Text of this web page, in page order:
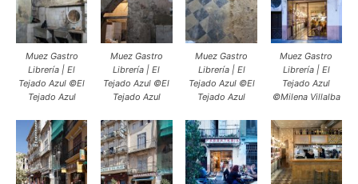
Muez Gastro
Librería | El
Tejado Azul ©El
Tejado Azul
Muez Gastro
Librería | El
Tejado Azul ©El
Tejado Azul
Muez Gastro
Librería | El
Tejado Azul ©El
Tejado Azul
Muez Gastro
Librería | El
Tejado Azul
©Milena Villalba